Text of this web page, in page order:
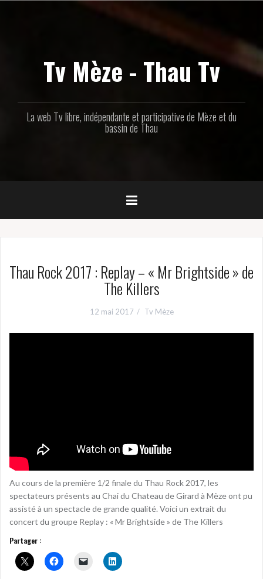
Tv Mèze - Thau Tv
La web Tv libre, indépendante et participative de Mèze et du
bassin de Thau
Thau Rock 2017 : Replay – « Mr Brightside » de
The Killers
12 mai 2017 Tv Mèze
Au cours de la première 1/2 finale du Thau Rock 2017, les
spectateurs présents au Chai du Chateau de Girard à Mèze ont pu
assisté à un spectacle de grande qualité. Voici un extrait du
concert du groupe Replay : « Mr Brightside » de The Killers
Partager :